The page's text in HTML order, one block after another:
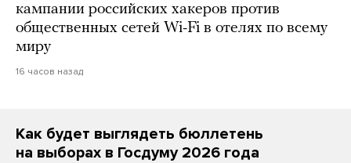
кампании российских хакеров против
общественных сетей Wi-Fi в отелях по всему
миру
16 часов назад
Как будет выглядеть бюллетень
на выборах в Госдуму 2026 года